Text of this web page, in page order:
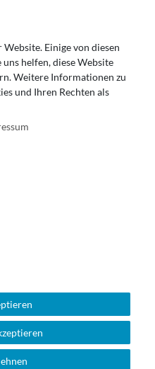
Versand
All rights reserved.
Einige von diesen
helfen, diese Website
Weitere Informationen zu
und Ihren Rechten als